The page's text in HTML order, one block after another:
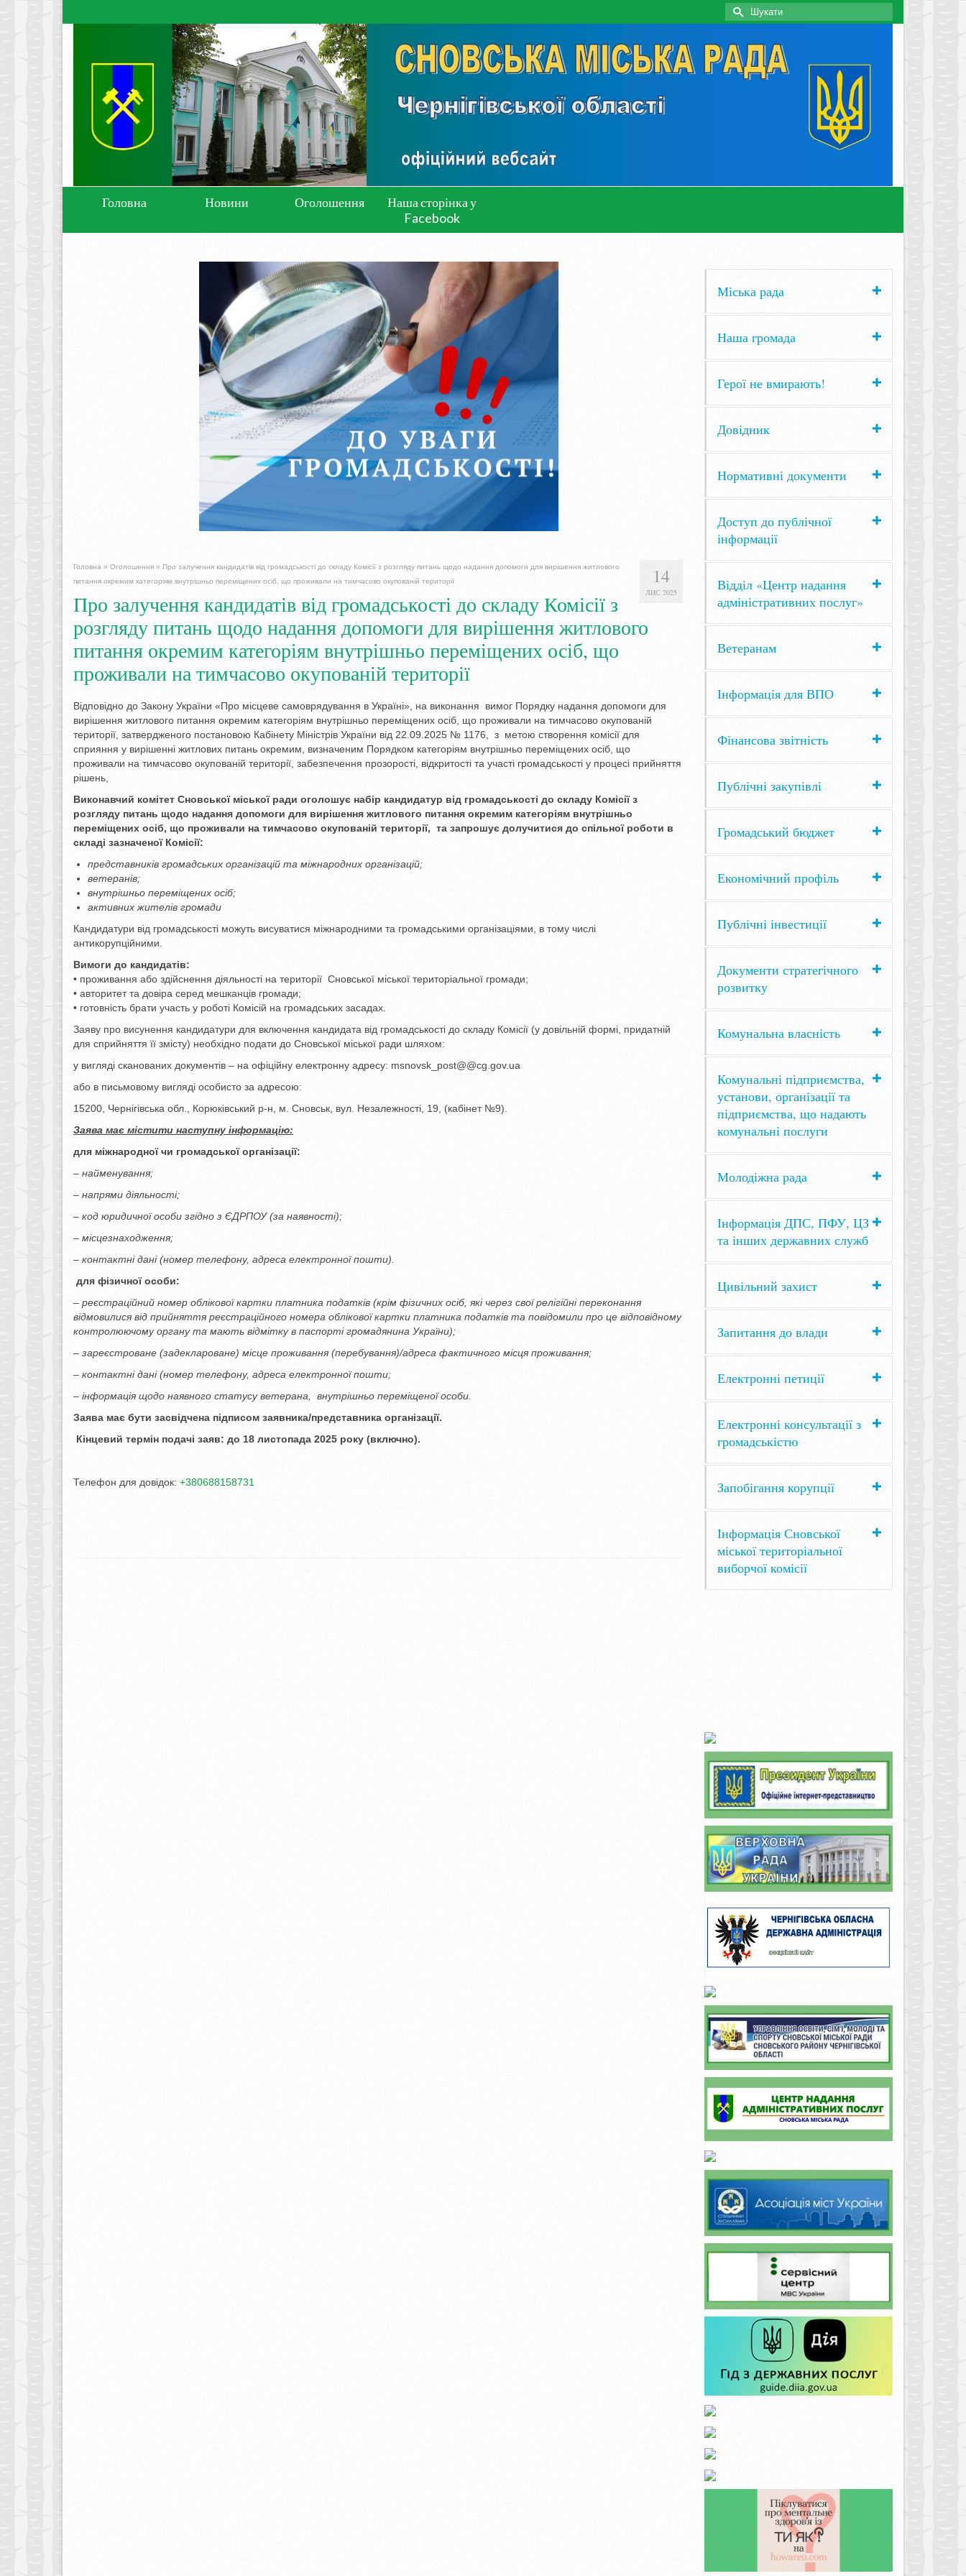
Search
for:
Головна Новини Оголошення
Наша сторінка у
Facebook
14
ЛИС 2025
Головна » Оголошення » Про залучення кандидатів від громадськості до складу Комісії з розгляду питань щодо надання допомоги для вирішення житлового
питання окремим категоріям внутрішньо переміщених осіб, що проживали на тимчасово окупованій території
Про залучення кандидатів від громадськості до складу Комісії з
розгляду питань щодо надання допомоги для вирішення житлового
питання окремим категоріям внутрішньо переміщених осіб, що
проживали на тимчасово окупованій території
Відповідно до Закону України «Про місцеве самоврядування в Україні», на виконання вимог Порядку надання допомоги для
вирішення житлового питання окремим категоріям внутрішньо переміщених осіб, що проживали на тимчасово окупованій
території, затвердженого постановою Кабінету Міністрів України від 22.09.2025 № 1176, з метою створення комісії для
сприяння у вирішенні житлових питань окремим, визначеним Порядком категоріям внутрішньо переміщених осіб, що
проживали на тимчасово окупованій території, забезпечення прозорості, відкритості та участі громадськості у процесі прийняття
рішень,
Виконавчий комітет Сновської міської ради оголошує набір кандидатур від громадськості до складу Комісіїз
розгляду питань щодо надання допомоги для вирішення житлового питання окремим категоріям внутрішньо
переміщених осіб, що проживали на тимчасово окупованій території, та запрошує долучитися до спільної роботи в
складі зазначеної Комісії:
представників громадських організацій та міжнародних організацій;
ветеранів;
внутрішньо переміщених осіб;
активних жителів громади
Кандидатури від громадськості можуть висуватися міжнародними та громадськими організаціями, в тому числі
антикорупційними.
Вимоги до кандидатів:
• проживання або здійснення діяльності на території Сновської міської територіальної громади;
• авторитет та довіра серед мешканців громади;
• готовність брати участь у роботі Комісій на громадських засадах.
Заяву про висунення кандидатури для включення кандидата від громадськості до складу Комісії (у довільній формі, придатній
для сприйняття її змісту) необхідно подати до Сновської міської ради шляхом:
у вигляді сканованих документів – на офіційну електронну адресу: msnovsk_post@@cg.gov.ua
або в письмовому вигляді особисто за адресою:
15200, Чернігівська обл., Корюківський р-н, м. Сновськ, вул. Незалежності, 19, (кабінет №9).
Заява має містити наступну інформацію:
для міжнародної чи громадської організації:
– найменування;
– напрями діяльності;
– код юридичної особи згідно з ЄДРПОУ (за наявності);
– місцезнаходження;
– контактні дані (номер телефону, адреса електронної пошти).
для фізичної особи:
– реєстраційний номер облікової картки платника податків (крім фізичних осіб, які через свої релігійні переконання
відмовилися від прийняття реєстраційного номера облікової картки платника податків та повідомили про це відповідному
контролюючому органу та мають відмітку в паспорті громадянина України);
– зареєстроване (задеклароване) місце проживання (перебування)/адреса фактичного місця проживання;
– контактні дані (номер телефону, адреса електронної пошти;
– інформація щодо наявного статусу ветерана, внутрішньо переміщеної особи.
Заява має бути засвідчена підписом заявника/представника організації.
Кінцевий термін подачі заяв: до 18 листопада 2025 року (включно).
Телефон для довідок: +380688158731
Міська рада
Наша громада
Герої не вмирають!
Довідник
Нормативні документи
Доступ до публічної
інформації
Відділ «Центр надання
адміністративних послуг»
Ветеранам
Інформація для ВПО
Фінансова звітність
Публічні закупівлі
Громадський бюджет
Економічний профіль
Публічні інвестиції
Документи стратегічного
розвитку
Комунальна власність
Комунальні підприємства,
установи, організації та
підприємства, що надають
комунальні послуги
Молодіжна рада
Інформація ДПС, ПФУ, ЦЗ
та інших державних служб
Цивільний захист
Запитання до влади
Електронні петиції
Електронні консультації з
громадськістю
Запобігання корупції
Інформація Сновської
міської територіальної
виборчої комісії